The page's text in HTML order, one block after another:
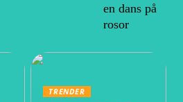
en dans på
rosor
TRENDER